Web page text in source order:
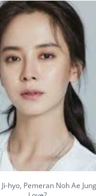
hyo, Pemeran Noh Ae